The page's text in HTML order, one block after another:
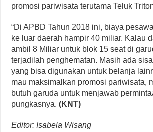
promosi pariwisata terutama Teluk
“Di APBD Tahun 2018 ini, biaya
ke luar daerah hampir 40 miliar. Kalau
ambil 8 Miliar untuk blok 15 seat di
terjadilah penghematan. Masih ada
yang bisa digunakan untuk belanja
mau maksimalkan promosi pariwisata,
butuh garuda untuk menjawab
pungkasnya.(KNT)
Editor: Isabela Wisang